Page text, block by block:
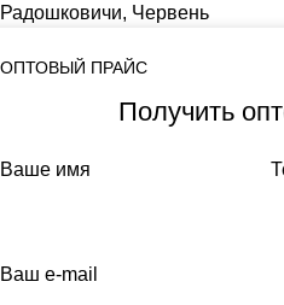
Радошковичи, Червень
ОПТОВЫЙ ПРАЙС
Получить
Ваше имя
Ваш e-mail